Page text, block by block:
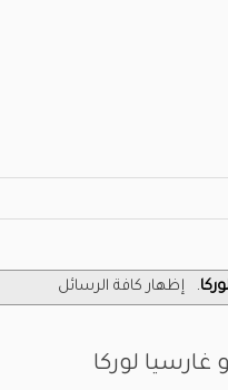
. إظهار كافة الرسائل
لوركا